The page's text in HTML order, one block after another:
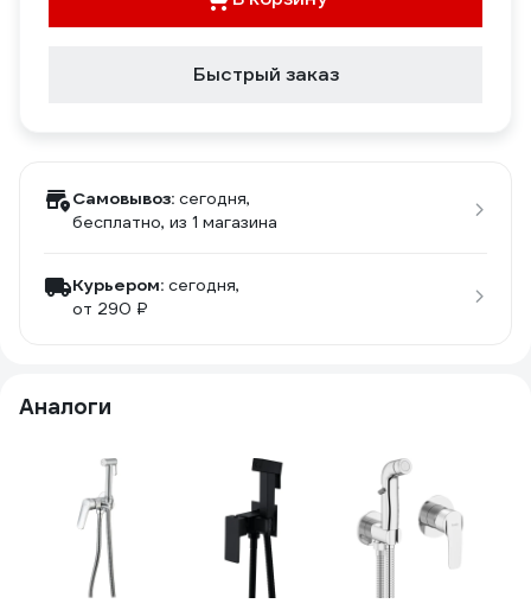
Быстрый заказ
Самовывоз: сегодня,
бесплатно, из 1 магазина
Курьером: сегодня,
от 290 ₽
Аналоги